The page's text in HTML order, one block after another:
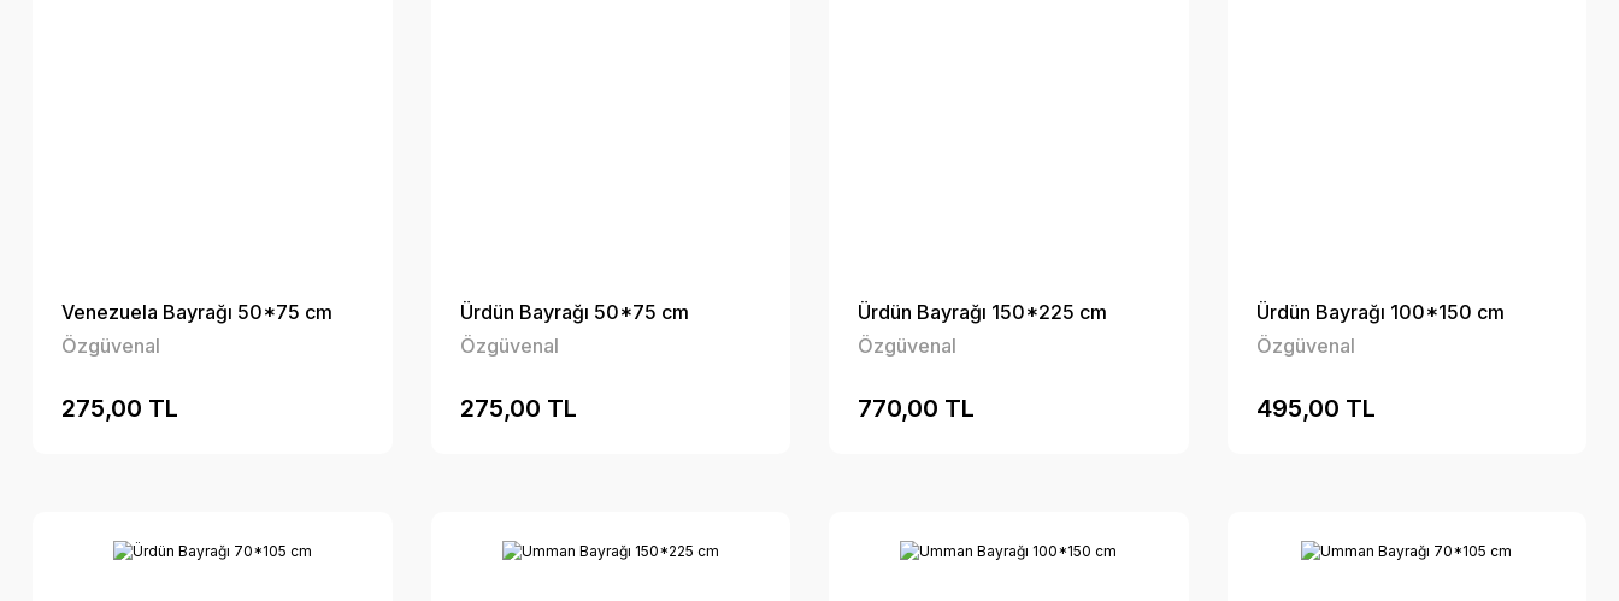
Venezuela Bayrağı 50*75 cm
Özgüvenal
275,00 TL
Ürdün Bayrağı 50*75 cm
Özgüvenal
275,00 TL
Ürdün Bayrağı 150*225 cm
Özgüvenal
770,00 TL
Ürdün Bayrağı 100*150 cm
Özgüvenal
495,00 TL